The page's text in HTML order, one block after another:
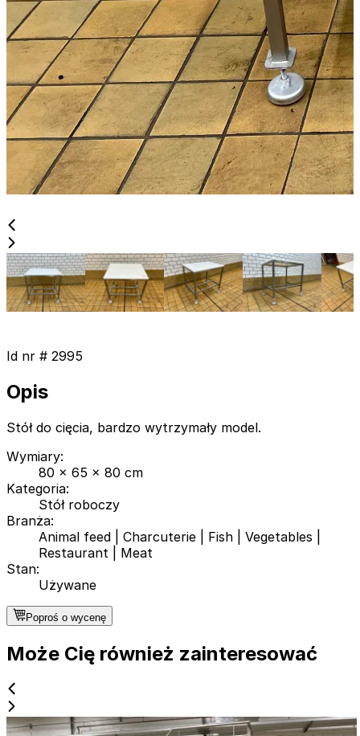
Id nr # 2995
Opis
Stół do cięcia, bardzo wytrzymały model.
Wymiary:
80 x 65 x 80 cm
Kategoria:
Stół roboczy
Branża:
Animal feed
Charcuterie Fish Vegetables
Restaurant
Meat
Stan:
Używane
Poproś o wycenę
Może Cię również zainteresować
Używane